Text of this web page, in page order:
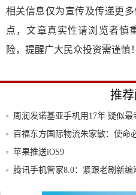
相关信息仅为宣传及传递更
点，文章真实性请浏览者慎
险，提醒广大民众投资需谨慎！
推
周润发诺基亚手机用17年 疑似最
机
百福东方国际物流朱家敏：使命
苹果推送iOS9
腾讯手机管家8.0：紧跟老剧新编